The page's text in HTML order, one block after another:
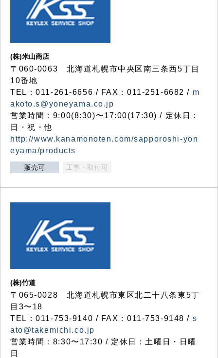
(株)米山商店
〒060-0063 北海道札幌市中央区南三条西5丁目
10番地
TEL：011-261-6656 / FAX：011-251-6682 / m
akoto.s@yoneyama.co.jp
営業時間：9:00(8:30)〜17:00(17:30) / 定休日：
日・祝・他
http://www.kanamonoten.com/sapporoshi-yon
eyama/products
販売可 工事・取付可
(株)竹道
〒065-0028 北海道札幌市東区北二十八条東5丁
目3〜18
TEL：011-753-9140 / FAX：011-753-9148 / s
ato@takemichi.co.jp
営業時間：8:30〜17:30 / 定休日：土曜日・日曜
日